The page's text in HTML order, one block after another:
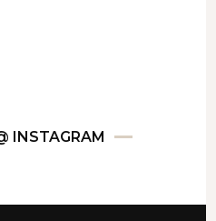
INSTAGRAM